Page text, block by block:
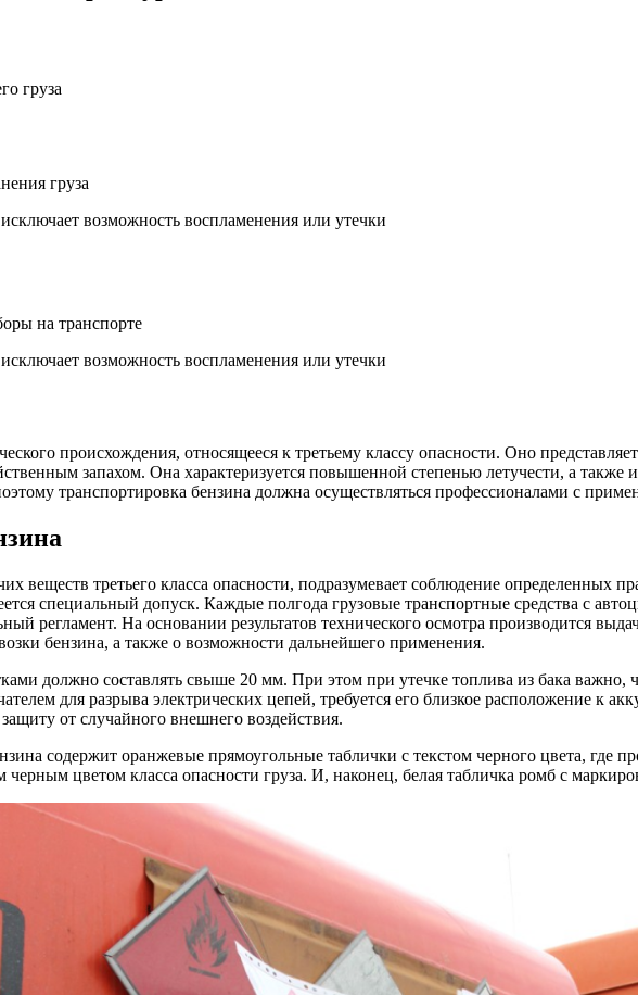
груза
груза
возможность воспламенения или утечки
на транспорте
возможность воспламенения или утечки
происхождения, относящееся к третьему классу опасности. Оно
запахом. Она характеризуется повышенной степенью летучести, а также
транспортировка бензина должна осуществляться профессионалами с
веществ третьего класса опасности, подразумевает соблюдение определенных
специальный допуск. Каждые полгода грузовые транспортные средства с
регламент. На основании результатов технического осмотра производится
бензина, а также о возможности дальнейшего применения.
должно составлять свыше 20 мм. При этом при утечке топлива из бака важно,
для разрыва электрических цепей, требуется его близкое расположение к
от случайного внешнего воздействия.
содержит оранжевые прямоугольные таблички с текстом черного цвета, где
цветом класса опасности груза. И, наконец, белая табличка ромб с